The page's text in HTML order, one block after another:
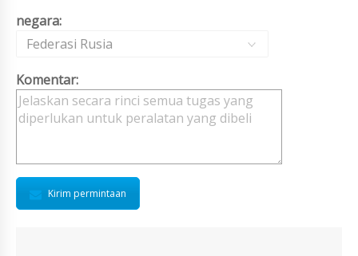
negara:
Federasi Rusia
Komentar:
Kirim permintaan